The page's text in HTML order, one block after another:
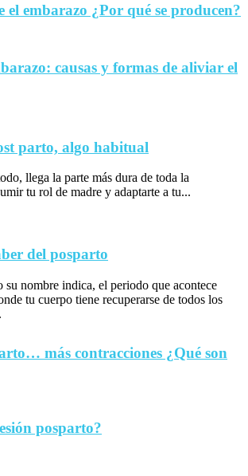
embarazo ¿Por qué se producen?
causas y formas de aliviar el
parto, algo habitual
llega la parte más dura de toda la
tu rol de madre y adaptarte a tu...
del posparto
su nombre indica, el periodo que acontece
tu cuerpo tiene recuperarse de todos los
más contracciones ¿Qué son
posparto?